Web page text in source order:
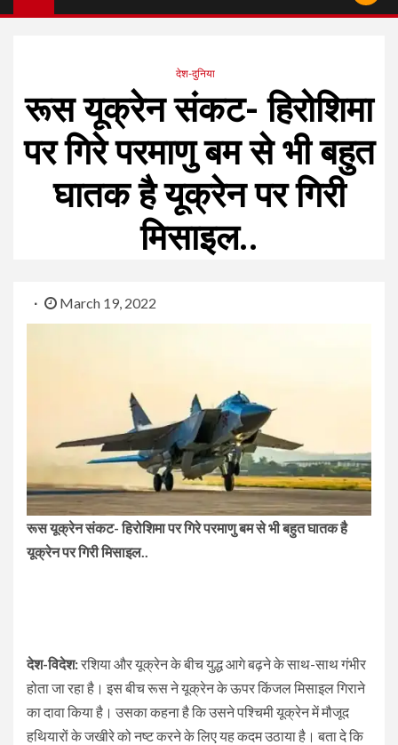
देश-दुनिया
रूस यूक्रेन संकट- हिरोशिमा
पर गिरे परमाणु बम से भी बहुत
घातक है यूक्रेन पर गिरी
मिसाइल..
March 19, 2022
रूस यूक्रेन संकट- हिरोशिमा पर गिरे परमाणु बम से भी बहुत घातक है
यूक्रेन पर गिरी मिसाइल..
देश-विदेश:रशिया और यूक्रेन के बीच युद्ध आगे बढ़ने के साथ-साथ गंभीर
होता जा रहा है। इस बीच रूस ने यूक्रेन के ऊपर किंजल मिसाइल गिराने
का दावा किया है। उसका कहना है कि उसने पश्चिमी यूक्रेन में मौजूद
हथियारों के जखीरे को नष्ट करने के लिए यह कदम उठाया है। बता दे कि